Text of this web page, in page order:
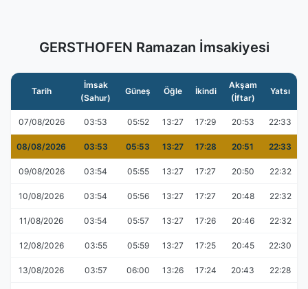
GERSTHOFEN Ramazan İmsakiyesi
Tarih
İmsak
(Sahur)
Güneş Öğle İkindi
Akşam
(İftar)
Yatsı
07/08/2026 03:53 05:52 13:27 17:29 20:53 22:33
08/08/2026 03:53 05:53 13:27 17:28 20:51 22:33
09/08/2026 03:54 05:55 13:27 17:27 20:50 22:32
10/08/2026 03:54 05:56 13:27 17:27 20:48 22:32
11/08/2026 03:54 05:57 13:27 17:26 20:46 22:32
12/08/2026 03:55 05:59 13:27 17:25 20:45 22:30
13/08/2026 03:57 06:00 13:26 17:24 20:43 22:28